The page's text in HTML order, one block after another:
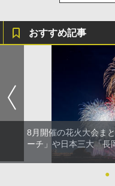
おすすめ記事
8月開催の花火大会ま
ーチ」や日本三大「長
●